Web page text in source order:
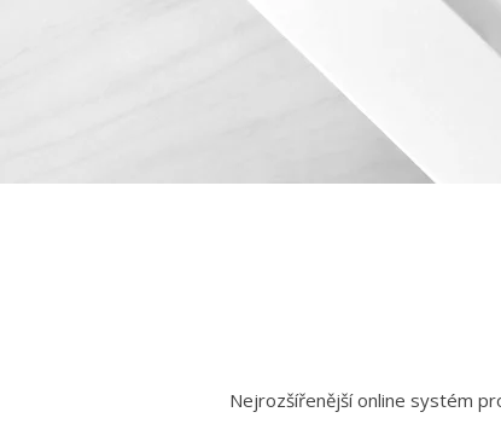
Nejrozšířenější online systém